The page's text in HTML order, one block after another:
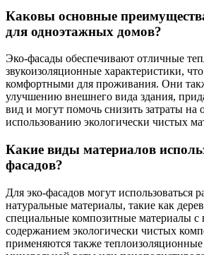
Каковы основные
для одноэтажных домов?
Эко-фасады обеспечивают отличные
звукоизоляционные характеристики,
комфортными для проживания. Они
улучшению внешнего вида здания,
вид и могут помочь снизить затраты на
использованию экологически чистых
Какие виды материалов
фасадов?
Для эко-фасадов могут использоваться
натуральные материалы, такие как
специальные композитные материалы с
содержанием экологически чистых
применяются также